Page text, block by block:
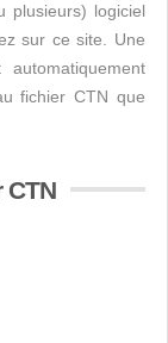
plusieurs) logiciel
sur ce site. Une
fichier CTN que